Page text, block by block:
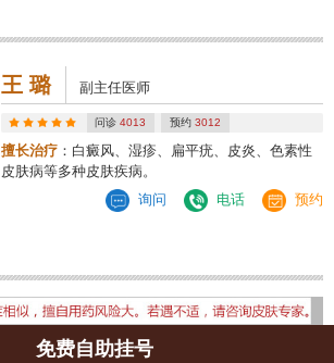
王 璐 副主任医师
问诊4013 预约 3012
擅长治疗 ：白癜风、湿疹、扁平疣、皮炎、色素性
皮肤病等多种皮肤疾病。
询问
电话 预约
免费自助挂号